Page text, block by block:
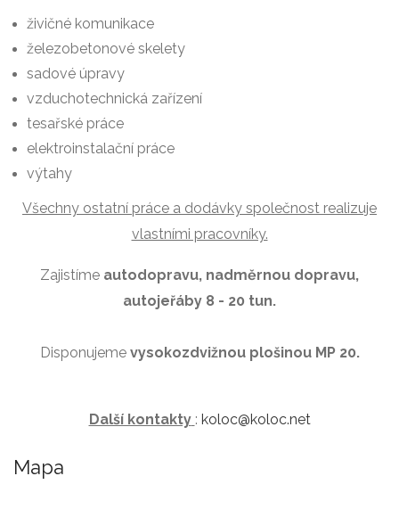
živičné komunikace
železobetonové skelety
sadové úpravy
vzduchotechnická zařízení
tesařské práce
elektroinstalační práce
výtahy
Všechny ostatní práce a dodávky společnost realizuje
vlastními pracovníky.
Zajistíme autodopravu, nadměrnou dopravu,
autojeřáby 8 - 20 tun.
Disponujeme vysokozdvižnou plošinou MP 20.
Další kontakty : koloc@koloc.net
Mapa